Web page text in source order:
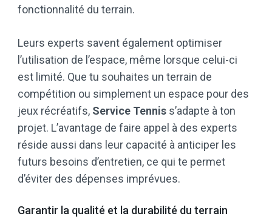
fonctionnalité du terrain.
Leurs experts savent également optimiser
l’utilisation de l’espace, même lorsque celui-ci
est limité. Que tu souhaites un terrain de
compétition ou simplement un espace pour des
jeux récréatifs, Service Tennis s’adapte à ton
projet. L’avantage de faire appel à des experts
réside aussi dans leur capacité à anticiper les
futurs besoins d’entretien, ce qui te permet
d’éviter des dépenses imprévues.
Garantir la qualité et la durabilité du terrain